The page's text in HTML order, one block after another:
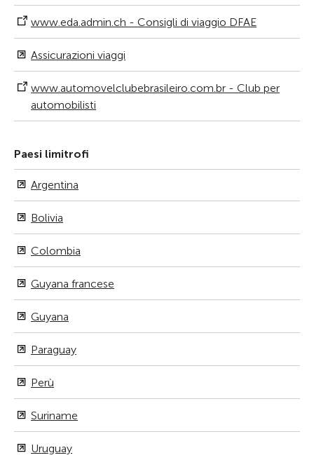
www.eda.admin.ch - Consigli di viaggio DFAE
Assicurazioni viaggi
www.automovelclubebrasileiro.com.br - Club per
automobilisti
Paesi limitrofi
Argentina
Bolivia
Colombia
Guyana francese
Guyana
Paraguay
Perù
Suriname
Uruguay